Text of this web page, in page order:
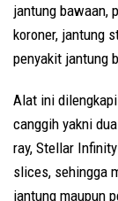
jantung bawaan,
koroner, jantung
penyakit jantung
Alat ini
canggih yakni
ray, Stellar
slices, sehingga
jantung maupun